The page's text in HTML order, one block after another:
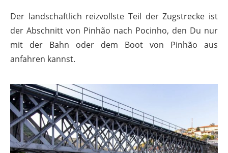
Der landschaftlich reizvollste Teil der Zugstrecke ist
der Abschnitt von Pinhão nach Pocinho, den Du nur
mit der Bahn oder dem Boot von Pinhão aus
anfahren kannst.